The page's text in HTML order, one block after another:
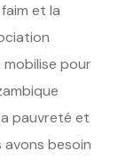
et la
mobilise pour
pauvreté et
avons besoin